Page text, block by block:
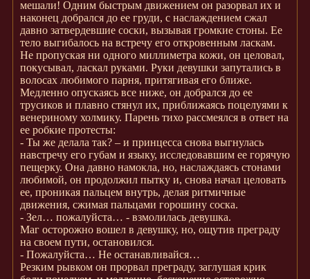
мешали! Одним быстрым движением он разорвал их и
наконец добрался до ее груди, с наслаждением сжал
давно затвердевшие соски, вызывая громкие стоны. Ее
тело выгибалось на встречу его откровенным ласкам.
Не пропуская ни одного миллиметра кожи, он целовал,
покусывал, ласкал руками. Руки девушки запутались в
волосах любимого парня, притягивая его ближе.
Медленно опускаясь все ниже, он добрался до ее
трусиков и плавно стянул их, приближаясь поцелуями к
венериному холмику. Парень тихо рассмеялся в ответ на
ее робкие протесты:
- Ты же делала так? – и принцесса снова выгнулась
навстречу его губам и языку, исследовавшим ее горячую
пещерку. Она давно намокла, но, наслаждаясь стонами
любимой, он продолжил пытку и, снова начал целовать
ее, проникая пальцем внутрь, делая ритмичные
движения, сжимая пальцами горошину соска.
- Зел… пожалуйста… - взмолилась девушка.
Маг осторожно вошел в девушку, но, ощутив преграду
на своем пути, остановился.
- Пожалуйста… Не останавливайся…
Резким рывком он прорвал преграду, заглушая крик